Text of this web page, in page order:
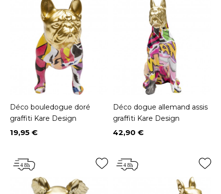
Déco bouledogue doré
graffiti Kare Design
Prix
19,95 €
Déco dogue allemand assis
graffiti Kare Design
Prix
42,90 €